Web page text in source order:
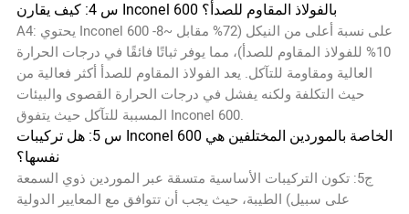
A4: يحتوي Inconel 600 على نسبة أعلى من النيكل (72% مقابل ~8-
10% للفولاذ المقاوم للصدأ)، مما يوفر ثباتًا فائقًا في درجات الحرارة
العالية ومقاومة للتآكل. يعد الفولاذ المقاوم للصدأ أكثر فعالية من
حيث التكلفة ولكنه يفشل في درجات الحرارة القصوى والبيئات
المسببة للتآكل حيث يتفوق Inconel 600.
س 5: هل تركيبات Inconel 600 الخاصة بالموردين المختلفين هي
ج5: تكون التركيبات الأساسية متسقة عبر الموردين ذوي السمعة
الطيبة، حيث يجب أن تتوافق مع المعايير الدولية (على سبيل